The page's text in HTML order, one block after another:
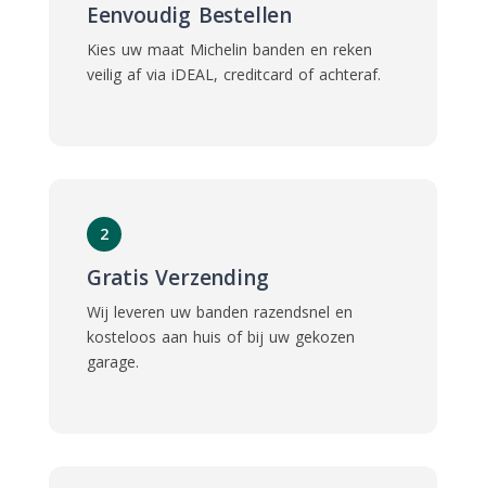
Eenvoudig Bestellen
Kies uw maat Michelin banden en reken
veilig af via iDEAL, creditcard of achteraf.
2
Gratis Verzending
Wij leveren uw banden razendsnel en
kosteloos aan huis of bij uw gekozen
garage.